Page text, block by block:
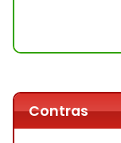
Contras